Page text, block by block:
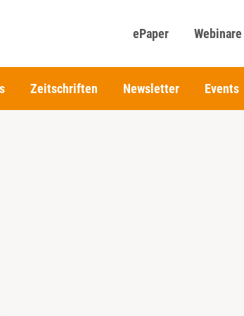
ePaper Webinare
Zeitschriften Newsletter Events